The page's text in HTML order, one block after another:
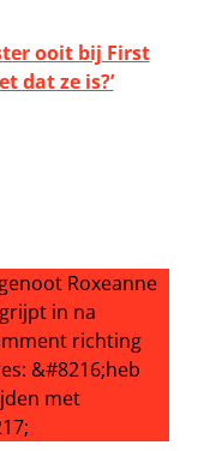
ooit bij First
dat ze is?’